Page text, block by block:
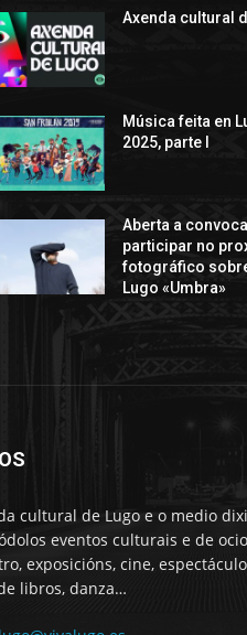
Axenda cultural
Música feita en
2025, parte I
Aberta a
participar no
fotográfico
Lugo «Umbra»
cultural de Lugo e o medio
eventos culturais e de
exposicións, cine,
libros, danza…